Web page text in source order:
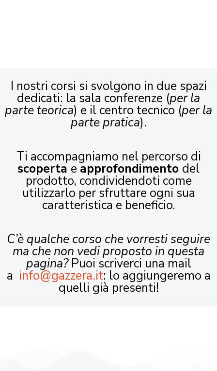
I nostri corsi si svolgono in due spazi
dedicati: la sala conferenze (per la
parte teorica) e il centro tecnico (per la
parte pratica).
Ti accompagniamo nel percorso di
scoperta e approfondimento del
prodotto, condividendoti come
utilizzarlo per sfruttare ogni sua
caratteristica e beneficio.
C’è qualche corso che vorresti seguire
ma che non vedi proposto in questa
pagina?Puoi scriverci una mail
a info@gazzera.it: lo aggiungeremo a
quelli già presenti!